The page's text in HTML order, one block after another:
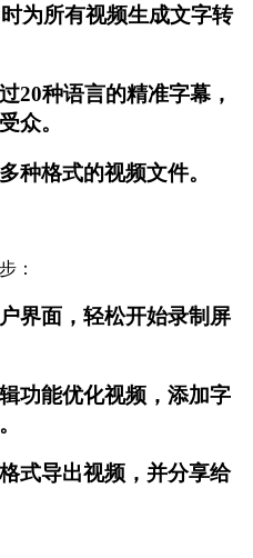
为所有视频生成文字转
20种语言的精准字幕，
众。
种格式的视频文件。
：
界面，轻松开始录制屏
功能优化视频，添加字
式导出视频，并分享给